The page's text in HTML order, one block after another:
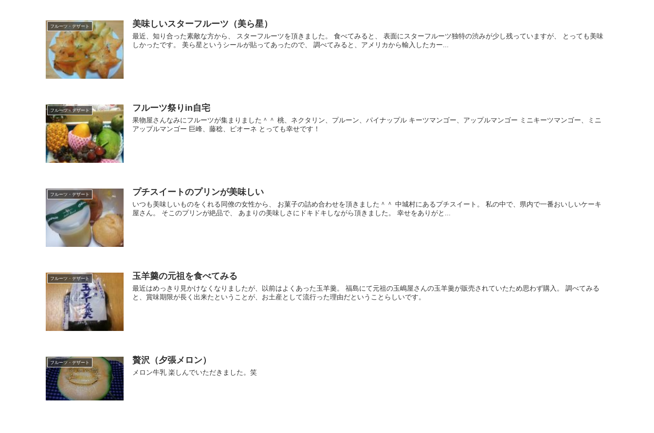
フルーツ・デザート 美味しいスターフルーツ（美ら星）
最近、知り合った素敵な方から、 スターフルーツを頂きました。 食べてみると、 表面にスターフルーツ独特の渋みが少し残っていますが、 とっても美味
しかったです。 美ら星というシールが貼ってあったので、 調べてみると、アメリカから輸入したカー...
フルーツ・デザート フルーツ祭りin自宅
果物屋さんなみにフルーツが集まりました＾＾ 桃、ネクタリン、プルーン、パイナップル キーツマンゴー、アップルマンゴー ミニキーツマンゴー、ミニ
アップルマンゴー 巨峰、藤稔、ピオーネ とっても幸せです！
フルーツ・デザート プチスイートのプリンが美味しい
いつも美味しいものをくれる同僚の女性から、 お菓子の詰め合わせを頂きました＾＾ 中城村にあるプチスイート。 私の中で、県内で一番おいしいケーキ
屋さん。 そこのプリンが絶品で、 あまりの美味しさにドキドキしながら頂きました。 幸せをありがと...
フルーツ・デザート 玉羊羹の元祖を食べてみる
最近はめっきり見かけなくなりましたが、以前はよくあった玉羊羹。 福島にて元祖の玉嶋屋さんの玉羊羹が販売されていたため思わず購入。 調べてみる
と、賞味期限が長く出来たということが、お土産として流行った理由だということらしいです。
フルーツ・デザート 贅沢（夕張メロン）
メロン牛乳 楽しんでいただきました。笑